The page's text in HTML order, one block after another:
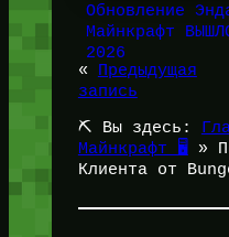
Обновление
Майнкрафт
2026
«
Предыдущая
запись
⛏️ Вы здесь:
Майнкрафт 🖥️ »
Клиента от